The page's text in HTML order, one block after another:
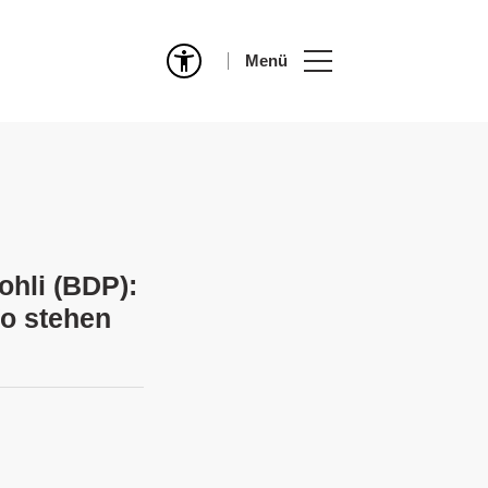
Menü
(BDP):
stehen